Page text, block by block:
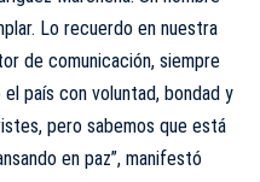
Lo recuerdo en nuestra
de comunicación, siempre
país con voluntad, bondad y
pero sabemos que está
en paz”, manifestó